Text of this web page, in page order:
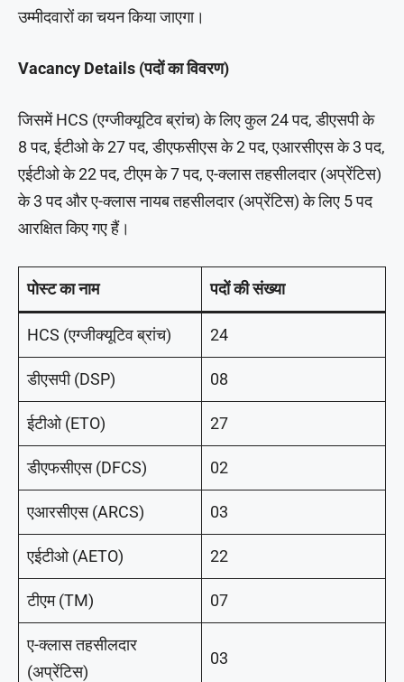
उम्मीदवारों का चयन किया जाएगा।
Vacancy Details (पदों का विवरण)
जिसमें HCS (एग्जीक्यूटिव ब्रांच) के लिए कुल 24 पद, डीएसपी के
8 पद, ईटीओ के 27 पद, डीएफसीएस के 2 पद, एआरसीएस के 3 पद,
एईटीओ के 22 पद, टीएम के 7 पद, ए-क्लास तहसीलदार (अप्रेंटिस)
के 3 पद और ए-क्लास नायब तहसीलदार (अप्रेंटिस) के लिए 5 पद
आरक्षित किए गए हैं।
पोस्ट का नाम पदों की संख्या
HCS (एग्जीक्यूटिव ब्रांच) 24
डीएसपी (DSP) 08
ईटीओ (ETO) 27
डीएफसीएस (DFCS) 02
एआरसीएस (ARCS) 03
एईटीओ (AETO) 22
टीएम (TM) 07
ए-क्लास तहसीलदार
(अप्रेंटिस)
03